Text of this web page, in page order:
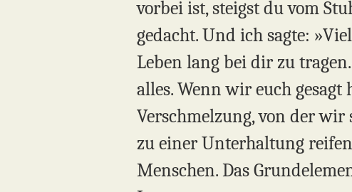
vorbei ist, steigst du vom
gedacht. Und ich sagte:
Leben lang bei dir zu
alles. Wenn wir euch
Verschmelzung, von der
zu einer Unterhaltung
Menschen. Das